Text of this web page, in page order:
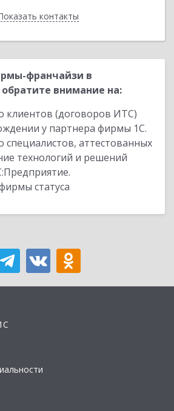
контакты
Назад
франчайзи в
внимание на:
клиентов (договоров ИТС)
у партнера фирмы 1С.
специалистов, аттестованных
технологий и решений
статуса